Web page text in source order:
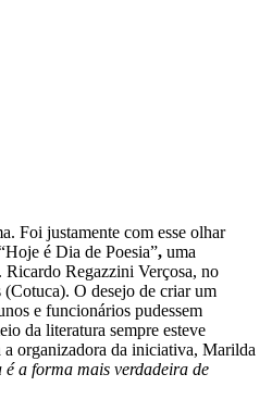
Foi justamente com esse olhar
é Dia de Poesia”, uma
Regazzini Verçosa, no
O desejo de criar um
e funcionários pudessem
da literatura sempre esteve
organizadora da iniciativa, Marilda
é a forma mais verdadeira de